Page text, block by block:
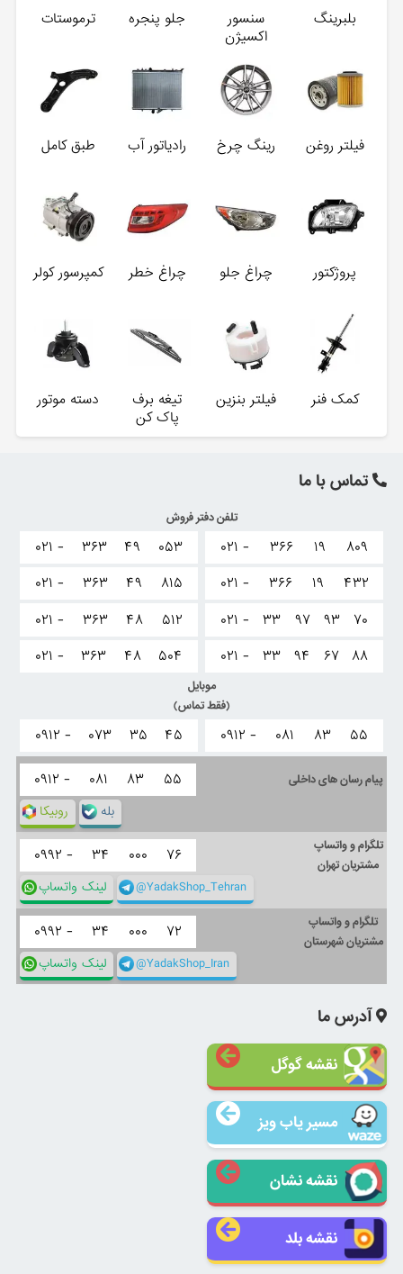
بلبرینگ
سنسور
اکسیژن
جلو پنجره ترموستات
فیلتر روغن رینگ چرخ رادیاتور آب طبق کامل
پروژکتور چراغ جلو چراغ خطر کمپرسور کولر
کمک فنر فیلتر بنزین
تیغه برف
پاک کن
دسته موتور
تماس با ما
تلفن دفتر فروش
۰۲۱ - ۳۶۶ ۱۹
۸۰۹
۰۲۱ -
۳۶۶ ۱۹
۴۳۲
۰۲۱ -
۳۳ ۹۷ ۹۳
۷۰
۰۲۱ -
۳۳ ۹۴ ۶۷ ۸۸
۰۲۱ - ۳۶۳ ۴۹
۰۵۳
۰۲۱ -
۳۶۳ ۴۹
۸۱۵
۰۲۱ -
۳۶۳ ۴۸
۵۱۲
۰۲۱ -
۳۶۳ ۴۸ ۵۰۴
موبایل
(فقط تماس)
۰۹۱۲ - ۰۸۱ ۸۳ ۵۵ ۰۹۱۲ - ۰۷۳ ۳۵ ۴۵
پیام رسان های داخلی ۰۹۱۲ - ۰۸۱ ۸۳ ۵۵
روبیکا بله
تلگرام و واتساپ
مشتریان تهران
۰۹۹۲ - ۳۴ ۰۰۰ ۷۶
لینک واتساپ @YadakShop_Tehran
تلگرام و واتساپ
مشتریان شهرستان
۰۹۹۲ - ۳۴ ۰۰۰ ۷۲
لینک واتساپ @YadakShop_Iran
آدرس ما
نقشه گوگل
مسیر یاب ویز
نقشه نشان
نقشه بلد